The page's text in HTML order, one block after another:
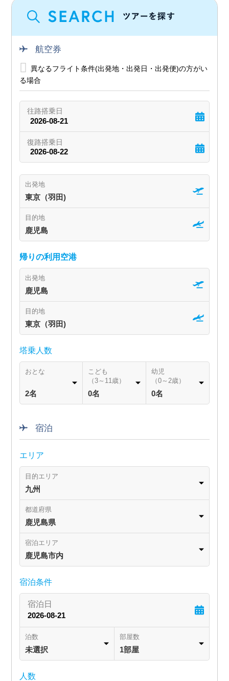
航空券
異なるフライト条件(出発地・出発日・出発便)の方がい
る場合
出発地
東京（羽田)
目的地
鹿児島
帰りの利用空港
出発地
鹿児島
目的地
東京（羽田)
塔乗人数
おとな
2名
こども
（3～11歳）
0名
幼児
（0～2歳）
0名
宿泊
エリア
目的エリア
九州
都道府県
鹿児島県
宿泊エリア
鹿児島市内
宿泊条件
泊数
未選択
部屋数
1部屋
人数